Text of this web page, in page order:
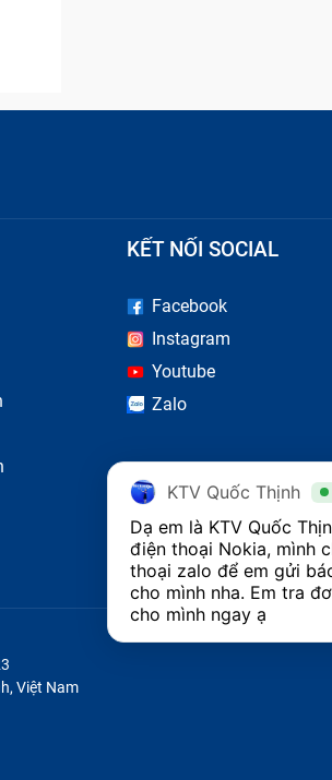
KẾT NỐI SOCIAL
Facebook
Instagram
Youtube
Zalo
Việt Nam
KTV Quốc Thịnh
Dạ em là KTV Quốc
điện thoại Nokia, mình
thoại zalo để em gửi
cho mình nha. Em tra
cho mình ngay ạ